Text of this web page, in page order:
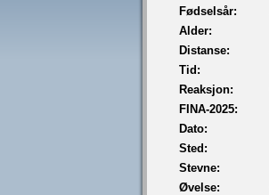
Fødselsår:
Alder:
Distanse:
Tid:
Reaksjon:
FINA-2025:
Dato:
Sted:
Stevne:
Øvelse: